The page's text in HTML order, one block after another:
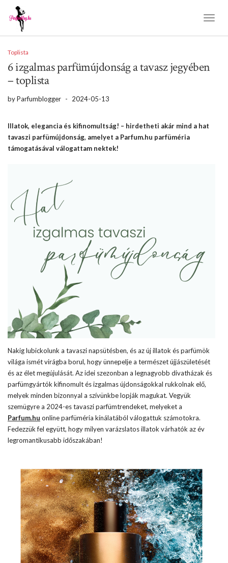
Toplista
6 izgalmas parfümújdonság a tavasz jegyében
– toplista
byParfumblogger - 2024-05-13
Illatok, elegancia és kifinomultság! – hirdetheti akár mind a hat
tavaszi parfümújdonság, amelyet a Parfum.hu parfüméria
támogatásával válogattam nektek!
Nakig lubickolunk a tavaszi napsütésben, és az új illatok és parfümök
világa ismét virágba borul, hogy ünnepelje a természet újjászületését
és az élet megújulását. Az idei szezonban a legnagyobb divatházak és
parfümgyártók kifinomult és izgalmas újdonságokkal rukkolnak elő,
melyek minden bizonnyal a szívünkbe lopják magukat. Vegyük
szemügyre a 2024-es tavaszi parfümtrendeket, melyeket a
Parfum.hu online parfüméria kínálatából válogattuk számotokra.
Fedezzük fel együtt, hogy milyen varázslatos illatok várhatók az év
legromantikusabb időszakában!